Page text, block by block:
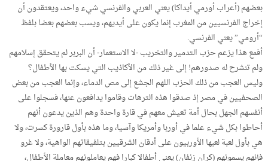
بعضهم (أعراب أورمي أيداكا) يعني العربي والفرنسي شيء واحد، ويعتقدون أن
إخراج الفرنسيين من المغرب إنما يكون على أيديهم، ويسب بعضهم بعضا بلفظ
“أرومي” يعني الفرنسي.
أفمع هذا يزعم حزب التدمير والتخريب -لا الاستعمار- أن البربر لم يتحقق إسلامهم
ولم تنشرح له صدورهم! إلى غير ذلك من الأكاذيب التي يسكت بها الأطفال؟
وليس العجب من ذلك الحزب اللهم الجشع إلى مص الدماء، وإنما العجب من بعض
الصحفيين في مصر إذ صدقوا هذه الترهات وقاموا يدافعون عنها، فسجلوا على
أنفسهم الجهل بحال أمة تعيش معهم في قارة واحدة وهم الذين يدعون أنهم
أحاطوا بكل شيء علما في أوربا وأمريكا وآسيا، وما هذه بأول قارورة كسرت، ولا
هي بأول لعبة لعبها الأوربيون على أدقان الشرقيين بتلفيقاتهم الواهية، ولا غرو
فإنهم يسمونهم (كران زنفان) يعني أطفالا كبارا فهم يعاملونهم معاملة الأطفال،